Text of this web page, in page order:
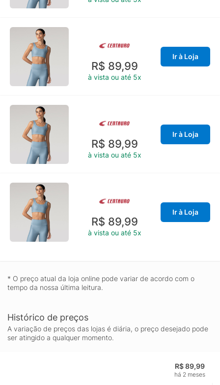
R$ 89,99
à vista ou até 5x
Ir à Loja
R$ 89,99
à vista ou até 5x
Ir à Loja
R$ 89,99
à vista ou até 5x
Ir à Loja
* O preço atual da loja online pode variar de acordo com o
tempo da nossa última leitura.
Histórico de preços
A variação de preços das lojas é diária, o preço desejado pode
ser atingido a qualquer momento.
R$ 89,99
há 2 meses